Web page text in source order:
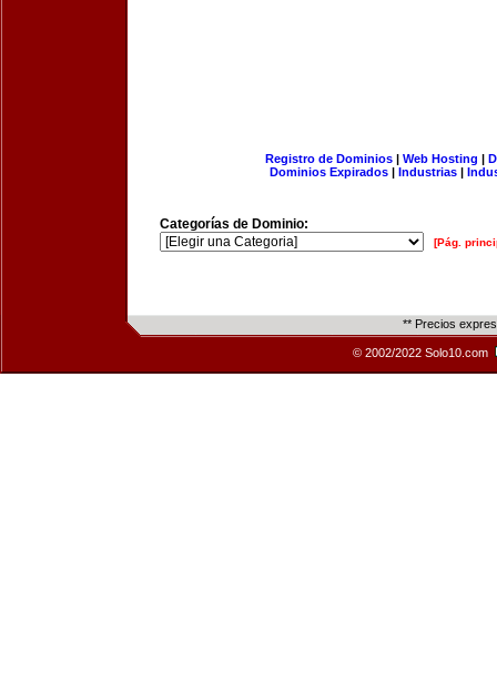
Registro de Dominios| Web Hosting |
Dominios Expirados | Industrias |
Categorías de Dominio:
[Pág.
** Precios
© 2002/2022 Solo10.com